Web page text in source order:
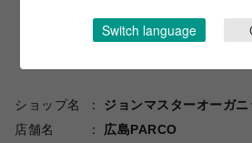
ショップ名
ジョンマスターオーガ
店舗名
広島PARCO
Switch language